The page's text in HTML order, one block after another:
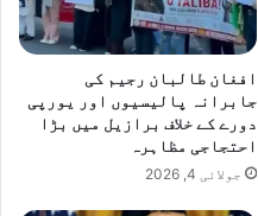
افغان طالبان رجیم کی
جابرانہ پالیسیوں اور یورپی
دورے کے خلاف برازیل میں بڑا
احتجاجی مظاہرہ
جولائی 4, 2026